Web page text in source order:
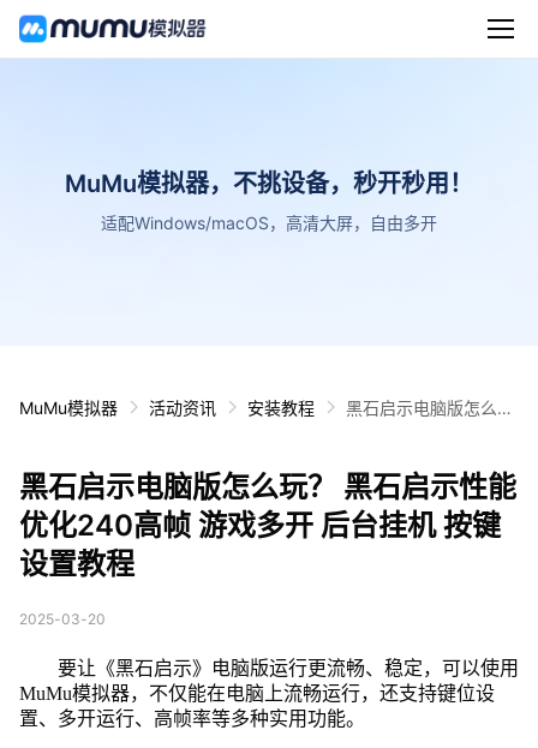
MuMu模拟器，不挑设备，秒开秒用！
适配Windows/macOS，高清大屏，自由多开
MuMu模拟器 活动资讯 安装教程
黑石启示电脑版怎么
台挂机 按键设置教程
黑石启示电脑版怎么玩？ 黑石启示性能
优化240高帧 游戏多开 后台挂机 按键
设置教程
2025-03-20
要让《黑石启示》电脑版运行更流畅、稳定，可以使用
MuMu模拟器，不仅能在电脑上流畅运行，还支持键位设
置、多开运行、高帧率等多种实用功能。